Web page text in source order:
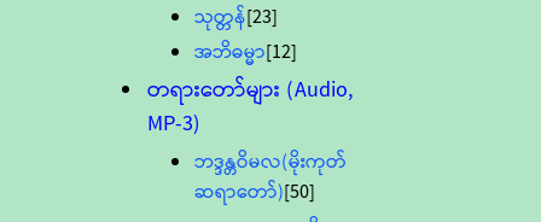
သုတ္တန်[23]
အဘိဓမ္မာ[12]
တရားတော်များ (Audio,
MP-3)
ဘဒ္ဒန္တဝိမလ(မိုးကုတ်
ဆရာတော်)[50]